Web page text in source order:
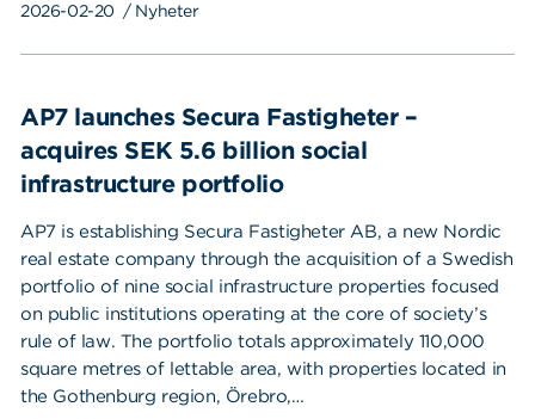
2026-02-20 / Nyheter
AP7 launches Secura Fastigheter –
acquires SEK 5.6 billion social
infrastructure portfolio
AP7 is establishing Secura Fastigheter AB, a new Nordic
real estate company through the acquisition of a Swedish
portfolio of nine social infrastructure properties focused
on public institutions operating at the core of society’s
rule of law. The portfolio totals approximately 110,000
square metres of lettable area, with properties located in
the Gothenburg region, Örebro,…